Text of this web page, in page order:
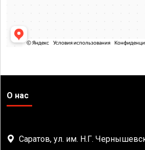
О нас
Саратов, ул. им. Н.Г.